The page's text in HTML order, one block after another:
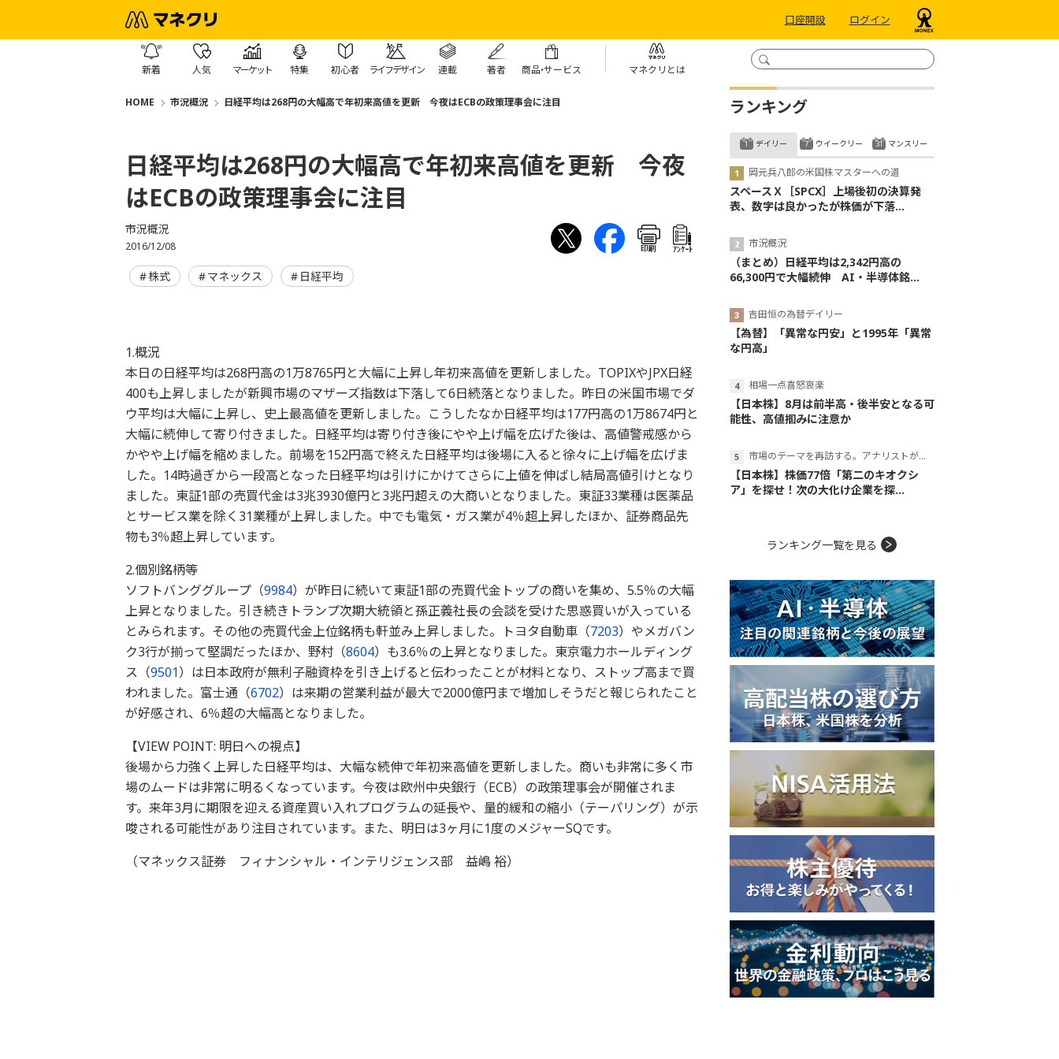
口座開設 ログイン
新着 人気 マーケット 特集 初心者 ライフデザイン 連載 著者 商品・サービス マネクリとは
HOME 市況概況 日経平均は268円の大幅高で年初来高値を更新 今夜はECBの政策理事会に注目
日経平均は268円の大幅高で年初来高値を更新 今夜
はECBの政策理事会に注目
市況概況
2016/12/08 印刷 ｱﾝｹｰﾄ
株式 マネックス 日経平均
1.概況
本日の日経平均は268円高の1万8765円と大幅に上昇し年初来高値を更新しました。TOPIXやJPX日経
400も上昇しましたが新興市場のマザーズ指数は下落して6日続落となりました。昨日の米国市場でダ
ウ平均は大幅に上昇し、史上最高値を更新しました。こうしたなか日経平均は177円高の1万8674円と
大幅に続伸して寄り付きました。日経平均は寄り付き後にやや上げ幅を広げた後は、高値警戒感から
かやや上げ幅を縮めました。前場を152円高で終えた日経平均は後場に入ると徐々に上げ幅を広げま
した。14時過ぎから一段高となった日経平均は引けにかけてさらに上値を伸ばし結局高値引けとなり
ました。東証1部の売買代金は3兆3930億円と3兆円超えの大商いとなりました。東証33業種は医薬品
とサービス業を除く31業種が上昇しました。中でも電気・ガス業が4％超上昇したほか、証券商品先
物も3％超上昇しています。
2.個別銘柄等
ソフトバンググループ（9984）が昨日に続いて東証1部の売買代金トップの商いを集め、5.5％の大幅
上昇となりました。引き続きトランプ次期大統領と孫正義社長の会談を受けた思惑買いが入っている
とみられます。その他の売買代金上位銘柄も軒並み上昇しました。トヨタ自動車（7203）やメガバン
ク3行が揃って堅調だったほか、野村（8604）も3.6％の上昇となりました。東京電力ホールディング
ス（9501）は日本政府が無利子融資枠を引き上げると伝わったことが材料となり、ストップ高まで買
われました。富士通（6702）は来期の営業利益が最大で2000億円まで増加しそうだと報じられたこと
が好感され、6％超の大幅高となりました。
【VIEW POINT: 明日への視点】
後場から力強く上昇した日経平均は、大幅な続伸で年初来高値を更新しました。商いも非常に多く市
場のムードは非常に明るくなっています。今夜は欧州中央銀行（ECB）の政策理事会が開催されま
す。来年3月に期限を迎える資産買い入れプログラムの延長や、量的緩和の縮小（テーパリング）が示
唆される可能性があり注目されています。また、明日は3ヶ月に1度のメジャーSQです。
（マネックス証券 フィナンシャル・インテリジェンス部 益嶋 裕）
ランキング
デイリー
岡元兵八郎の米国株マスターへの道
スペースＸ［SPCX］上場後初の決算発
表、数字は良かったが株価が下落...
市況概況
（まとめ）日経平均は2,342円高の
66,300円で大幅続伸 AI・半導体銘...
吉田恒の為替デイリー
【為替】「異常な円安」と1995年「異常
な円高」
相場一点喜怒哀楽
【日本株】8月は前半高・後半安となる可
能性、高値掴みに注意か
市場のテーマを再訪する。アナリストが読み解くテーマの本質
【日本株】株価77倍「第二のキオクシ
ア」を探せ！次の大化け企業を探...
ウイークリー マンスリー
ランキング一覧を見る